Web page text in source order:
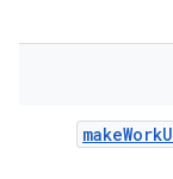
makeWork